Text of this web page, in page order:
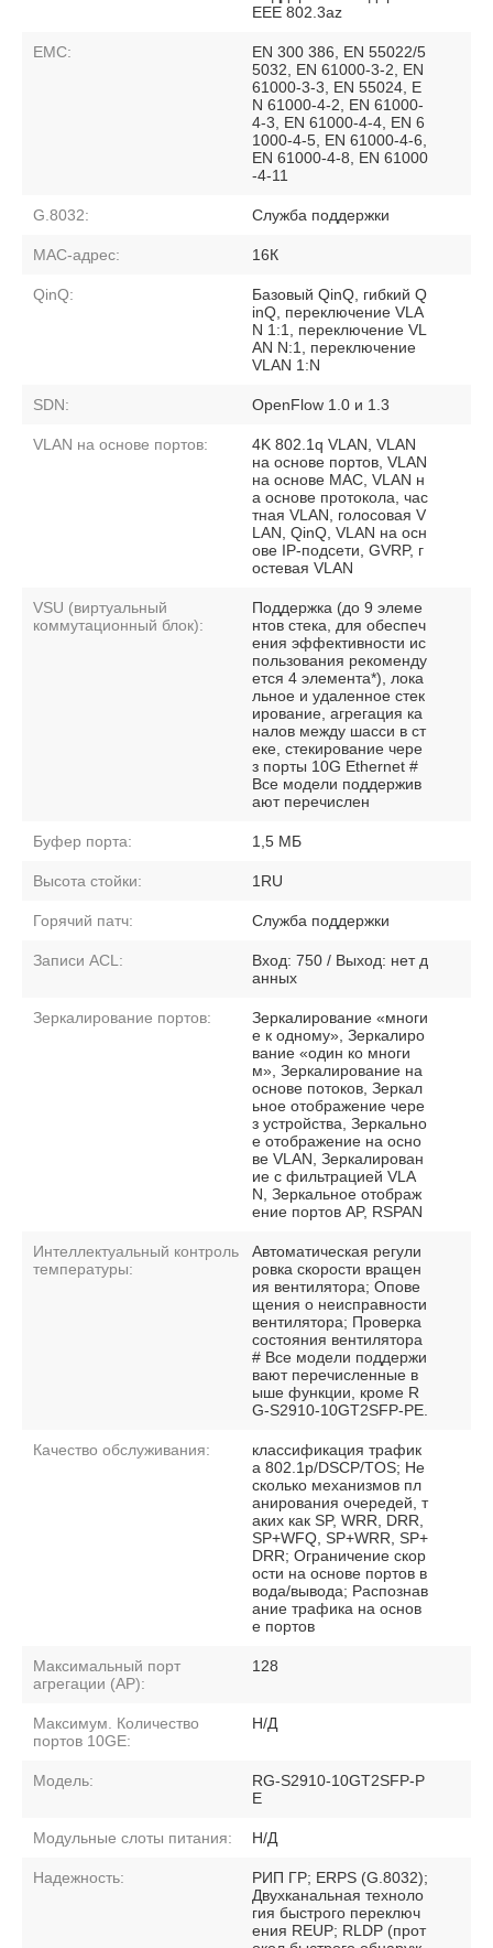
EEE 802.3az
EMC:
EN 300 386, EN 55022/5
5032, EN 61000-3-2, EN
61000-3-3, EN 55024, E
N 61000-4-2, EN 61000-
4-3, EN 61000-4-4, EN 6
1000-4-5, EN 61000-4-6,
EN 61000-4-8, EN 61000
-4-11
G.8032: Служба поддержки
MAC-адрес: 16К
QinQ:
Базовый QinQ, гибкий Q
inQ, переключение VLA
N 1:1, переключение VL
AN N:1, переключение
VLAN 1:N
SDN: OpenFlow 1.0 и 1.3
VLAN на основе портов:
4K 802.1q VLAN, VLAN
на основе портов, VLAN
на основе MAC, VLAN н
а основе протокола, час
тная VLAN, голосовая V
LAN, QinQ, VLAN на осн
ове IP-подсети, GVRP, г
остевая VLAN
VSU (виртуальный
коммутационный блок):
Поддержка (до 9 элеме
нтов стека, для обеспеч
ения эффективности ис
пользования рекоменду
ется 4 элемента*), лока
льное и удаленное стек
ирование, агрегация ка
налов между шасси в ст
еке, стекирование чере
з порты 10G Ethernet #
Все модели поддержив
ают перечислен
Буфер порта: 1,5 МБ
Высота стойки: 1RU
Горячий патч: Служба поддержки
Записи ACL:
Вход: 750 / Выход: нет д
анных
Зеркалирование портов:
Зеркалирование «многи
е к одному», Зеркалиро
вание «один ко многи
м», Зеркалирование на
основе потоков, Зеркал
ьное отображение чере
з устройства, Зеркально
е отображение на осно
ве VLAN, Зеркалирован
ие с фильтрацией VLA
N, Зеркальное отображ
ение портов AP, RSPAN
Интеллектуальный контроль
температуры:
Автоматическая регули
ровка скорости вращен
ия вентилятора; Опове
щения о неисправности
вентилятора; Проверка
состояния вентилятора
# Все модели поддержи
вают перечисленные в
ыше функции, кроме R
G-S2910-10GT2SFP-PE.
Качество обслуживания:
классификация трафик
а 802.1p/DSCP/TOS; Не
сколько механизмов пл
анирования очередей, т
аких как SP, WRR, DRR,
SP+WFQ, SP+WRR, SP+
DRR; Ограничение скор
ости на основе портов в
вода/вывода; Распознав
ание трафика на основ
е портов
Максимальный порт
агрегации (AP):
128
Максимум. Количество
портов 10GE:
Н/Д
Модель:
RG-S2910-10GT2SFP-P
E
Модульные слоты питания: Н/Д
Надежность:
РИП ГР; ERPS (G.8032);
Двухканальная техноло
гия быстрого переключ
ения REUP; RLDP (прот